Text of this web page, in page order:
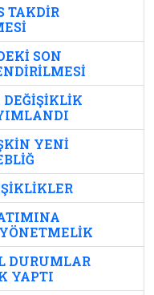
TAKDİR
SON
YENİ
DURUMLAR
YAPTI